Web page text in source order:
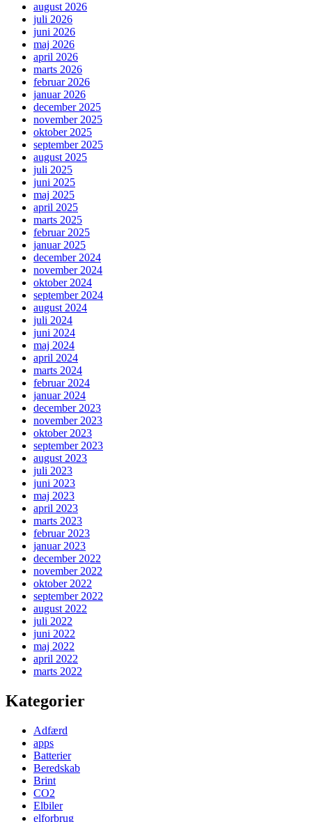
august 2026
juli 2026
juni 2026
maj 2026
april 2026
marts 2026
februar 2026
januar 2026
december 2025
november 2025
oktober 2025
september 2025
august 2025
juli 2025
juni 2025
maj 2025
april 2025
marts 2025
februar 2025
januar 2025
december 2024
november 2024
oktober 2024
september 2024
august 2024
juli 2024
juni 2024
maj 2024
april 2024
marts 2024
februar 2024
januar 2024
december 2023
november 2023
oktober 2023
september 2023
august 2023
juli 2023
juni 2023
maj 2023
april 2023
marts 2023
februar 2023
januar 2023
december 2022
november 2022
oktober 2022
september 2022
august 2022
juli 2022
juni 2022
maj 2022
april 2022
marts 2022
Kategorier
Adfærd
apps
Batterier
Beredskab
Brint
CO2
Elbiler
elforbrug